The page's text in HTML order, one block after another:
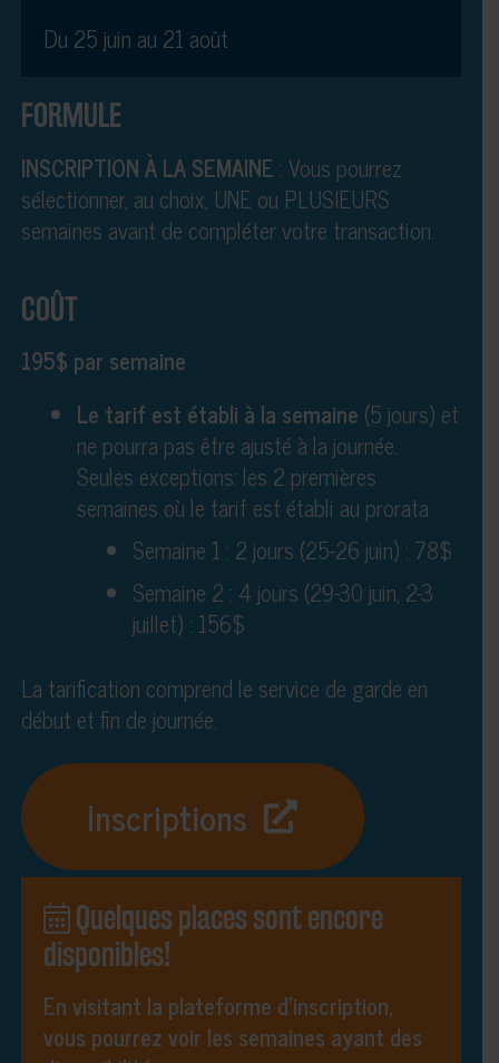
Du 25 juin au 21 août
FORMULE
INSCRIPTION À LA SEMAINE : Vous pourrez
sélectionner, au choix, UNE ou PLUSIEURS
semaines avant de compléter votre transaction.
COÛT
195$ par semaine
Le tarif est établi à la semaine (5 jours) et
ne pourra pas être ajusté à la journée.
Seules exceptions: les 2 premières
semaines où le tarif est établi au prorata
Semaine 1 : 2 jours (25-26 juin) : 78$
Semaine 2 : 4 jours (29-30 juin, 2-3
juillet) : 156$
La tarification comprend le service de garde en
début et fin de journée.
Inscriptions
Quelques places sont encore
disponibles!
En visitant la plateforme d’inscription,
vous pourrez voir les semaines ayant des